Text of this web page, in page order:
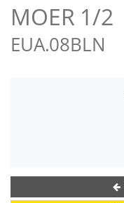
MOER 1/2
EUA.08BLN